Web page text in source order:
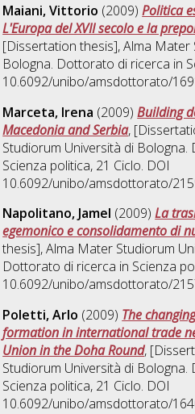
Maiani, Vittorio (2009)Politica
L'Europa del XVII secolo e la
[Dissertation thesis], Alma Mater
Bologna. Dottorato di ricerca in
10.6092/unibo/amsdottorato/
Marceta, Irena (2009)Building
Macedonia and Serbia,
Studiorum Università di
Scienza politica, 21 Ciclo. DOI
10.6092/unibo/amsdottorato/
Napolitano, Jamel (2009)La
egemonico e consolidamento di
thesis], Alma Mater Studiorum
Dottorato di ricerca in Scienza
10.6092/unibo/amsdottorato/
Poletti, Arlo (2009) The
formation in international trade
Union in the Doha Round,
Studiorum Università di
Scienza politica, 21 Ciclo. DOI
10.6092/unibo/amsdottorato/